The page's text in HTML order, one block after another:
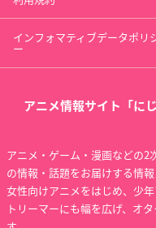
インフォマティブデータポリ
ー
アニメ情報サイト「に
アニメ・ゲーム・漫画などの2
の情報・話題をお届けする情報
女性向けアニメをはじめ、少
トリーマーにも幅を広げ、オ